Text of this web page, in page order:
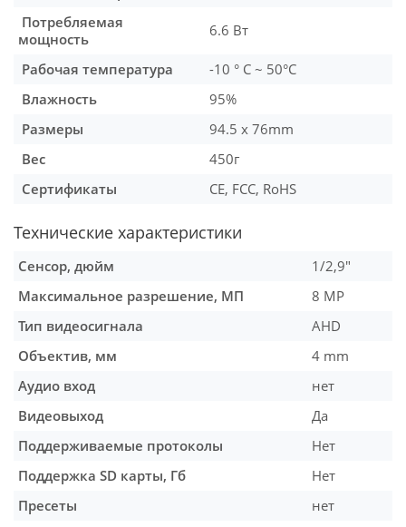
Потребляемая
мощность
6.6 Вт
Рабочая температура
-10 ° C ~ 50°C
Влажность
95%
Размеры
94.5 x 76mm
Вес
450г
Сертификаты
CE, FCC, RoHS
Технические характеристики
Сенсор, дюйм
1/2,9"
Максимальное разрешение, МП
8 MP
Тип видеосигнала
AHD
Объектив, мм
4 mm
Аудио вход
нет
Видеовыход
Да
Поддерживаемые протоколы
Нет
Поддержка SD карты, Гб
Нет
Пресеты
нет